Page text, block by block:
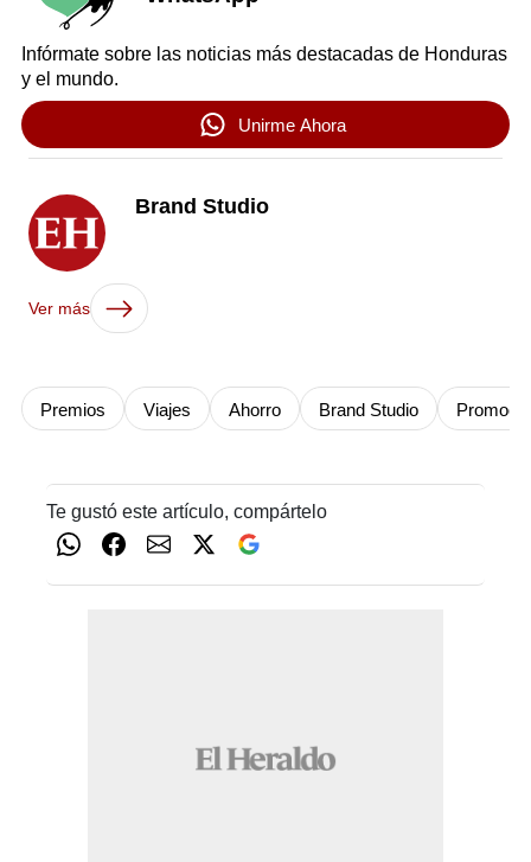
Infórmate sobre las noticias más destacadas de Honduras
y el mundo.
Unirme Ahora
Brand Studio
Ver más
Premios Viajes Ahorro Brand Studio
Te gustó este artículo, compártelo